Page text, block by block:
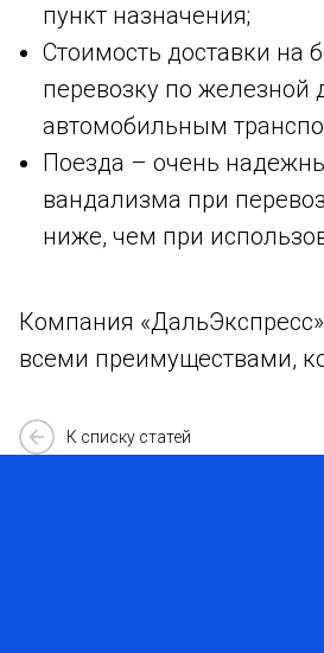
пункт назначения;
Стоимость доставки на
перевозку по железной
автомобильным
Поезда – очень
вандализма при
ниже, чем при
Компания
всеми преимуществами,
К списку статей